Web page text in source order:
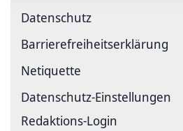
Datenschutz
Barrierefreiheitserklärung
Netiquette
Datenschutz-Einstellungen
Redaktions-Login